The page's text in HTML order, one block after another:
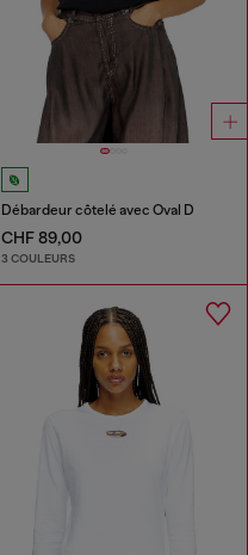
Débardeur côtelé avec Oval D
CHF 89,00
3 COULEURS